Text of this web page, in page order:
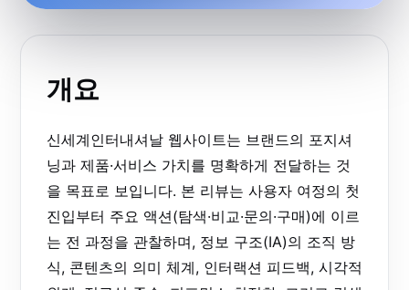
개요
신세계인터내셔날 웹사이트는 브랜드의 포지셔
닝과 제품·서비스 가치를 명확하게 전달하는 것
을 목표로 보입니다. 본 리뷰는 사용자 여정의 첫
진입부터 주요 액션(탐색·비교·문의·구매)에 이르
는 전 과정을 관찰하며, 정보 구조(IA)의 조직 방
식, 콘텐츠의 의미 체계, 인터랙션 피드백, 시각적